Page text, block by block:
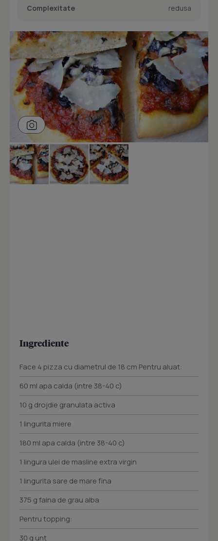
Complexitate redusa
Ingrediente
Face 4 pizza cu diametrul de 18 cm Pentru aluat:
60 ml apa calda (intre 38-40 c)
10 g drojdie granulata activa
1 lingurita miere
180 ml apa calda (intre 38-40 c)
1 lingura ulei de masline extra virgin
1 lingurita sare de mare fina
375 g faina de grau alba
Pentru topping:
30 g unt